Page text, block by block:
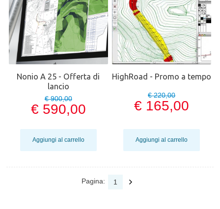
Nonio A 25 - Offerta di
lancio
€ 900,00
€ 590,00
Aggiungi al carrello
HighRoad - Promo a tempo
€ 220,00
€ 165,00
Aggiungi al carrello
Pagina: 1